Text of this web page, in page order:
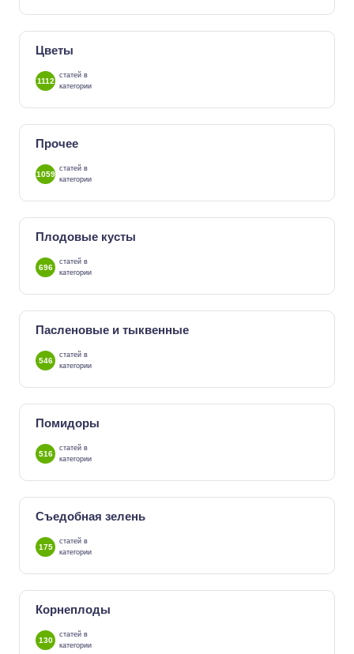
Цветы
1112
статей в
категории
Прочее
1059
статей в
категории
Плодовые кусты
696
статей в
категории
Пасленовые и тыквенные
546
статей в
категории
Помидоры
516
статей в
категории
Съедобная зелень
175
статей в
категории
Корнеплоды
130
статей в
категории